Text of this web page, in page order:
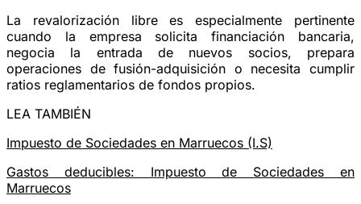
La revalorización libre es especialmente pertinente
cuando la empresa solicita financiación bancaria,
negocia la entrada de nuevos socios, prepara
operaciones de fusión-adquisición o necesita cumplir
ratios reglamentarios de fondos propios.
LEA TAMBIÉN
Impuesto de Sociedades en Marruecos (I.S)
Gastos deducibles: Impuesto de Sociedades en
Marruecos